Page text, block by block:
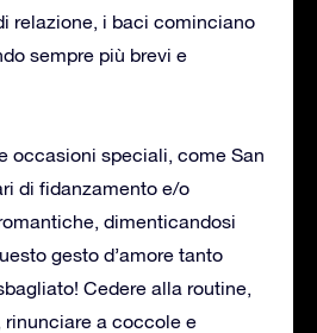
relazione, i baci cominciano
sempre più brevi e
occasioni speciali, come San
di fidanzamento e/o
dimenticandosi
gesto d’amore tanto
Cedere alla routine,
rinunciare a coccole e